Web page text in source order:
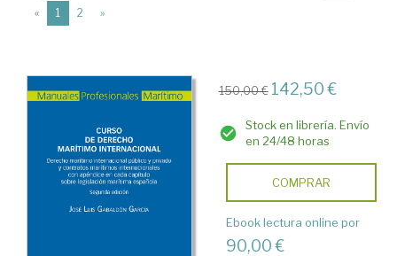
Profesionales.
« 1 (current)
2 »
150,00 € 142,50 €
Stock en librería. Envío
en 24/48 horas
COMPRAR
Ebook lectura online por
90,00 €